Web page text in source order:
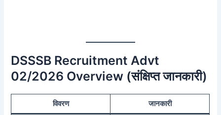
DSSSB Recruitment Advt
02/2026 Overview (संक्षिप्त जानकारी)
विवरण जानकारी